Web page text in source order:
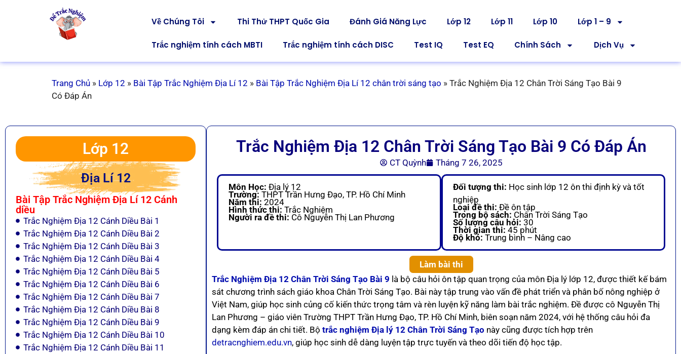
Về Chúng Tôi Thi Thử THPT Quốc Gia Đánh Giá Năng Lực Lớp 12 Lớp 11 Lớp 10 Lớp 1 – 9
Trắc nghiệm tính cách MBTI Trắc nghiệm tính cách DISC Test IQ Test EQ Chính Sách Dịch Vụ
Trang Chủ » Lớp 12 » Bài Tập Trắc Nghiệm Địa Lí 12 » Bài Tập Trắc Nghiệm Địa Lí 12 chân trời sáng tạo » Trắc Nghiệm Địa 12 Chân Trời Sáng Tạo Bài 9
Có Đáp Án
Lớp 12
Địa Lí 12
Bài Tập Trắc Nghiệm Địa Lí 12 Cánh
diều
Trắc Nghiệm Địa 12 Cánh Diều Bài 1
Trắc Nghiệm Địa 12 Cánh Diều Bài 2
Trắc Nghiệm Địa 12 Cánh Diều Bài 3
Trắc Nghiệm Địa 12 Cánh Diều Bài 4
Trắc Nghiệm Địa 12 Cánh Diều Bài 5
Trắc Nghiệm Địa 12 Cánh Diều Bài 6
Trắc Nghiệm Địa 12 Cánh Diều Bài 7
Trắc Nghiệm Địa 12 Cánh Diều Bài 8
Trắc Nghiệm Địa 12 Cánh Diều Bài 9
Trắc Nghiệm Địa 12 Cánh Diều Bài 10
Trắc Nghiệm Địa 12 Cánh Diều Bài 11
Trắc Nghiệm Địa 12 Chân Trời Sáng Tạo Bài 9 Có Đáp Án
CT Quỳnh Tháng 7 26, 2025
Môn Học:Địa lý 12
Trường: THPT Trần Hưng Đạo, TP. Hồ Chí Minh
Năm thi:2024
Hình thức thi:Trắc Nghiệm
Người ra đề thi: Cô Nguyễn Thị Lan Phương
Đối tượng thi: Học sinh lớp 12 ôn thi định kỳ và tốt
nghiệp
Loại đề thi: Đề ôn tập
Trong bộ sách: Chân Trời Sáng Tạo
Số lượng câu hỏi: 30
Thời gian thi: 45 phút
Độ khó: Trung bình – Nâng cao
Làm bài thi
Trắc Nghiệm Địa 12 Chân Trời Sáng Tạo Bài 9 là bộ câu hỏi ôn tập quan trọng của môn Địa lý lớp 12, được thiết kế bám
sát chương trình sách giáo khoa Chân Trời Sáng Tạo. Bài này tập trung vào vấn đề phát triển và phân bố nông nghiệp ở
Việt Nam, giúp học sinh củng cố kiến thức trọng tâm và rèn luyện kỹ năng làm bài trắc nghiệm. Đề được cô Nguyễn Thị
Lan Phương – giáo viên Trường THPT Trần Hưng Đạo, TP. Hồ Chí Minh, biên soạn năm 2024, với hệ thống câu hỏi đa
dạng kèm đáp án chi tiết. Bộtrắc nghiệm Địa lý 12 Chân Trời Sáng Tạo này cũng được tích hợp trên
detracnghiem.edu.vn, giúp học sinh dễ dàng luyện tập trực tuyến và theo dõi tiến độ học tập.